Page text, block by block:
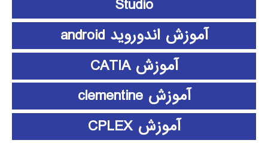
Studio
آموزش اندوروید android
آموزش CATIA
آموزش clementine
آموزش CPLEX